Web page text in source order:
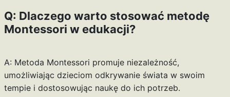
Q: Dlaczego warto stosować metodę
Montessori w edukacji?
A: Metoda Montessori promuje niezależność,
umożliwiając dzieciom odkrywanie świata w swoim
tempie i dostosowując naukę do ich potrzeb.